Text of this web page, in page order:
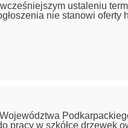
ustaleniu
nie stanowi oferty
pracy w szkółce drzewek